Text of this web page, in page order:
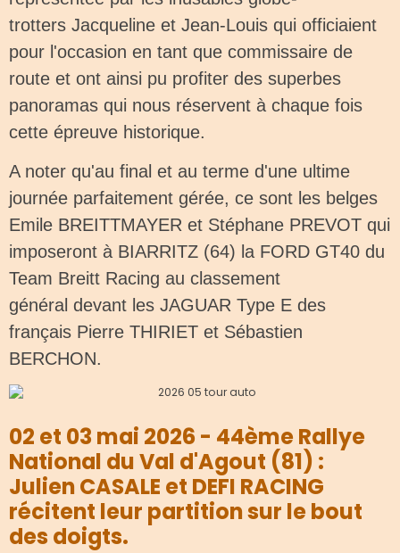
trotters Jacqueline et Jean-Louis qui officiaient
pour l'occasion en tant que commissaire de
route et ont ainsi pu profiter des superbes
panoramas qui nous réservent à chaque fois
cette épreuve historique.
A noter qu'au final et au terme d'une ultime
journée parfaitement gérée, ce sont les belges
Emile BREITTMAYER et Stéphane PREVOT qui
imposeront à BIARRITZ (64) la FORD GT40 du
Team Breitt Racing au classement
général devant les JAGUAR Type E des
français Pierre THIRIET et Sébastien
BERCHON.
02 et 03 mai 2026 - 44ème Rallye
National du Val d'Agout (81) :
Julien CASALE et DEFI RACING
récitent leur partition sur le bout
des doigts.